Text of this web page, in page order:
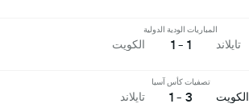
تايلاند
المباريات الودية الدولية
1 - 1 الكويت
الكويت
تصفيات كأس آسيا
3 - 1 تايلاند